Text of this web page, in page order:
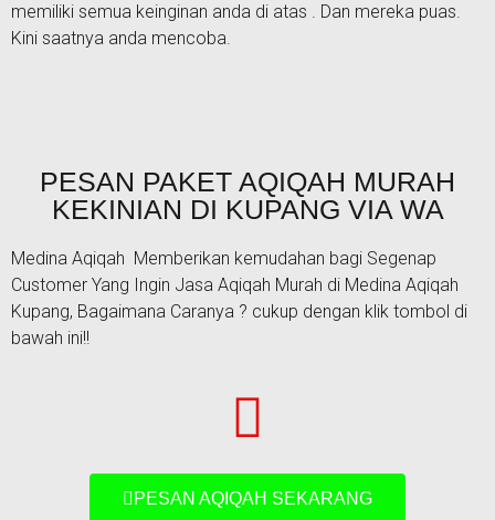
memiliki semua keinginan anda di atas . Dan mereka puas.
Kini saatnya anda mencoba.
PESAN PAKET AQIQAH MURAH
KEKINIAN DI KUPANG VIA WA
Medina Aqiqah Memberikan kemudahan bagi Segenap
Customer Yang Ingin Jasa Aqiqah Murah di Medina Aqiqah
Kupang, Bagaimana Caranya ? cukup dengan klik tombol di
bawah ini!!
PESAN AQIQAH SEKARANG